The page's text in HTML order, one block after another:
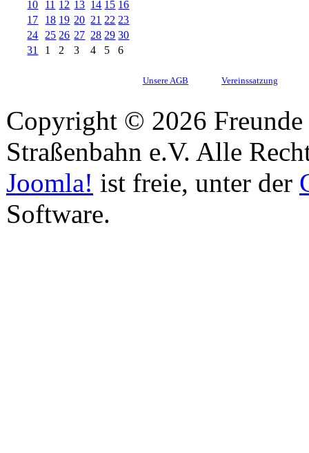
10
11 12 13 14 15 16
17
18 19 20 21 22 23
24
25 26 27 28 29 30
31
1 2 3 4 5 6
Unsere AGB Vereinssatzung
Copyright © 2026
Straßenbahn e.V. Alle
Joomla! ist freie, unter der
Software.